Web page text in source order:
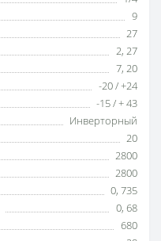
9
27
2, 27
7, 20
-20 / +24
-15 / + 43
Инверторный
20
2800
2800
0, 735
0, 68
680